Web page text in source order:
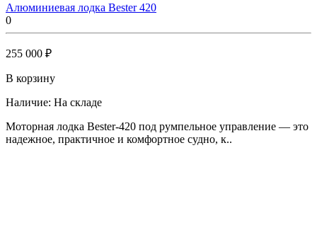
Алюминиевая лодка Bester 420
0
255 000 ₽
В корзину
Наличие: На складе
Моторная лодка Bester-420 под румпельное управление — это
надежное, практичное и комфортное судно, к..